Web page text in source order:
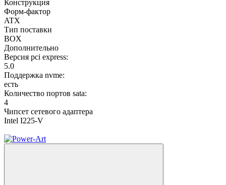
Конструкция
Форм-фактор
ATX
Тип поставки
BOX
Дополнительно
Версия pci express:
5.0
Поддержка nvme:
есть
Количество портов sata:
4
Чипсет сетевого адаптера
Intel I225-V